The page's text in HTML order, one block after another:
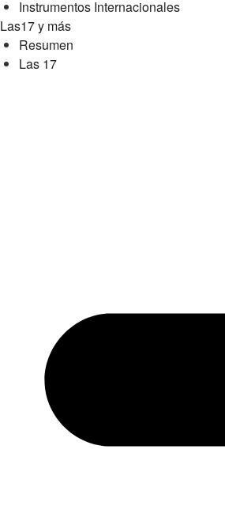
Instrumentos Internacionales
Las17 y más
Resumen
Las 17